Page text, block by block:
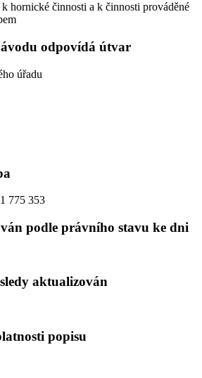
hornické činnosti a k činnosti prováděné
odpovídá útvar
úřadu
775 353
podle právního stavu ke dni
aktualizován
popisu